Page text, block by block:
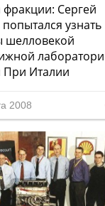
фракции: Сергей
узнать
шелловекой
При Италии
2008